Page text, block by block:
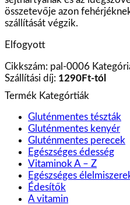
összetevője azon
szállítását végzik.
Elfogyott
Cikkszám: pal-0006
Szállítási díj: 1290Ft-tól
Termék Kategórtiák
Gluténmentes tészták
Gluténmentes kenyér
Gluténmentes perecek
Egészséges édesség
Vitaminok A – Z
Egészséges
Édesítők
A vitamin